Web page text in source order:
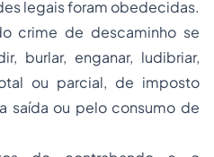
legais foram obedecidas.
crime de descaminho se
burlar, enganar, ludibriar,
ou parcial, de imposto
saída ou pelo consumo de